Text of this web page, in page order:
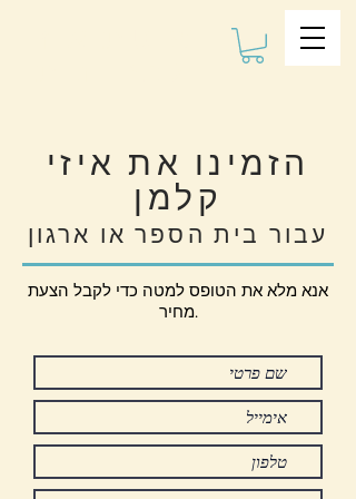
הזמינו את איזי
קלמן
עבור בית הספר או ארגון
אנא מלא את הטופס למטה כדי לקבל הצעת
מחיר.